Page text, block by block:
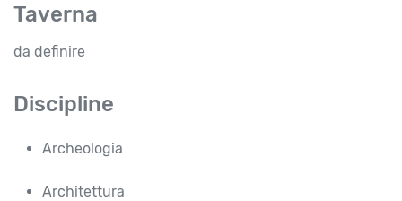
Taverna
da definire
Discipline
Archeologia
Architettura